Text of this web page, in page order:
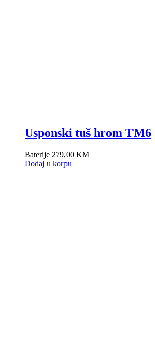
Usponski tuš hrom TM6
Baterije 279,00 KM
Dodaj u korpu